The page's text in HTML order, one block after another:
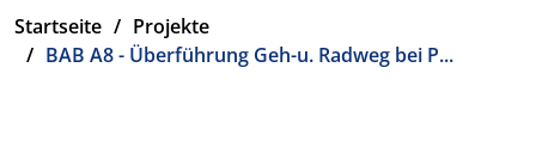
Startseite
Projekte
BAB A8 - Überführung Geh-u. Radweg bei P...